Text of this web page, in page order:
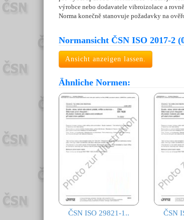
výrobce nebo dodavatele vibroizolace a
Norma konečně stanovuje požadavky na
Normansicht ČSN ISO 2017-2
Ansicht anzeigen lassen.
Ähnliche Normen:
ČSN ISO 29821-1..
ČSN